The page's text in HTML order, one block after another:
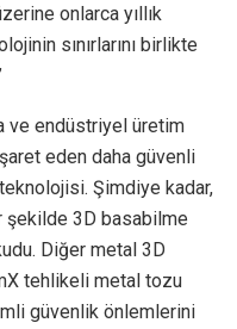
onlarca yıllık
sınırlarını birlikte
ve endüstriyel üretim
eden daha güvenli
Şimdiye kadar,
şekilde 3D basabilme
Diğer metal 3D
tehlikeli metal tozu
güvenlik önlemlerini